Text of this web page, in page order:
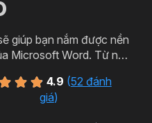
giúp bạn nắm được nền
Word. Từ nên
cơ bản đến văn bản
văn bản chuyên
4.9 (52 đánh
giá)